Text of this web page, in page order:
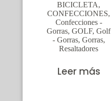
BICICLETA,
CONFECCIONES,
Confecciones -
Gorras, GOLF, Golf
- Gorras, Gorras,
Resaltadores
Leer más